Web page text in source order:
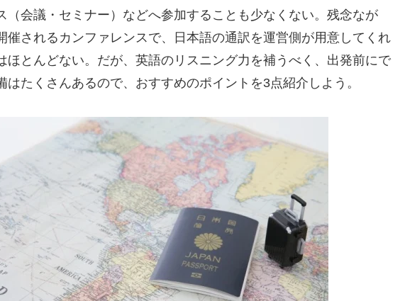
（会議・セミナー）などへ参加することも少なくない。残念なが
催されるカンファレンスで、日本語の通訳を運営側が用意してくれ
ほとんどない。だが、英語のリスニング力を補うべく、出発前にで
はたくさんあるので、おすすめのポイントを3点紹介しよう。